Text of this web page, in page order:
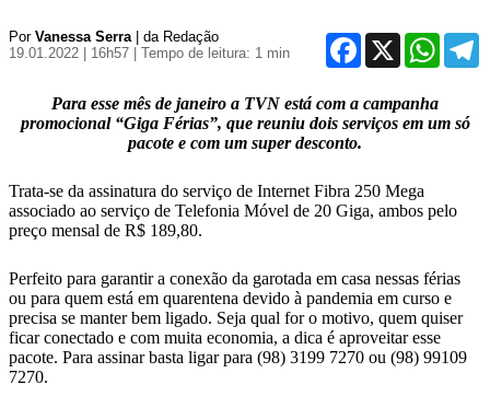
Por Vanessa Serra| da Redação
19.01.2022 | 16h57
| Tempo de leitura: 1 min
Facebook
X
Para esse mês de janeiro a TVN está com a campanha
promocional “Giga Férias”, que reuniu dois serviços em um só
pacote e com um super desconto.
Trata-se da assinatura do serviço de Internet Fibra 250 Mega
associado ao serviço de Telefonia Móvel de 20 Giga, ambos pelo
preço mensal de R$ 189,80.
Perfeito para garantir a conexão da garotada em casa nessas férias
ou para quem está em quarentena devido à pandemia em curso e
precisa se manter bem ligado. Seja qual for o motivo, quem quiser
ficar conectado e com muita economia, a dica é aproveitar esse
pacote. Para assinar basta ligar para (98) 3199 7270 ou (98) 99109
7270.